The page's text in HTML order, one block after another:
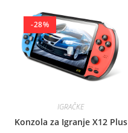
-28%
IGRAČKE
Konzola za Igranje X12 Plus